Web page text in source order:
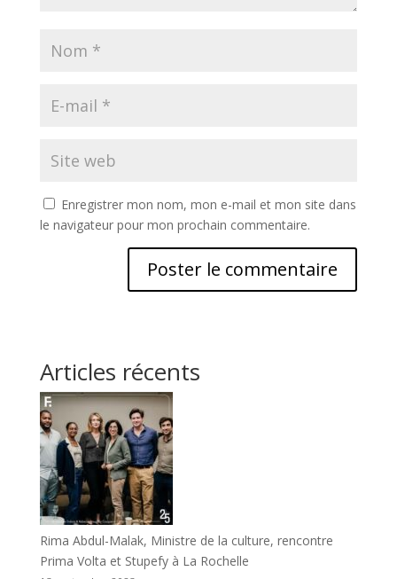
Enregistrer mon nom, mon e-mail et mon site dans
le navigateur pour mon prochain commentaire.
Articles récents
Rima Abdul-Malak, Ministre de la culture, rencontre
Prima Volta et Stupefy à La Rochelle